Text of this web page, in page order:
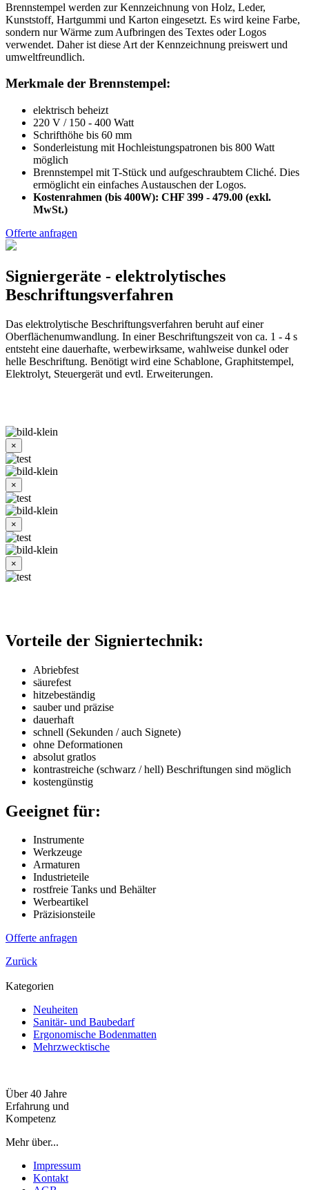
Brennstempel werden zur Kennzeichnung von Holz, Leder,
Kunststoff, Hartgummi und Karton eingesetzt. Es wird keine Farbe,
sondern nur Wärme zum Aufbringen des Textes oder Logos
verwendet. Daher ist diese Art der Kennzeichnung preiswert und
umweltfreundlich.
Merkmale der Brennstempel:
elektrisch beheizt
220 V / 150 - 400 Watt
Schrifthöhe bis 60 mm
Sonderleistung mit Hochleistungspatronen bis 800 Watt
möglich
Brennstempel mit T-Stück und aufgeschraubtem Cliché. Dies
ermöglicht ein einfaches Austauschen der Logos.
Kostenrahmen (bis 400W): CHF 399 - 479.00 (exkl.
MwSt.)
Offerte anfragen
Signiergeräte - elektrolytisches
Beschriftungsverfahren
Das elektrolytische Beschriftungsverfahren beruht auf einer
Oberflächenumwandlung. In einer Beschriftungszeit von ca. 1 - 4 s
entsteht eine dauerhafte, werbewirksame, wahlweise dunkel oder
helle Beschriftung. Benötigt wird eine Schablone, Graphitstempel,
Elektrolyt, Steuergerät und evtl. Erweiterungen.
×
×
×
×
Vorteile der Signiertechnik:
Abriebfest
säurefest
hitzebeständig
sauber und präzise
dauerhaft
schnell (Sekunden / auch Signete)
ohne Deformationen
absolut gratlos
kontrastreiche (schwarz / hell) Beschriftungen sind möglich
kostengünstig
Geeignet für:
Instrumente
Werkzeuge
Armaturen
Industrieteile
rostfreie Tanks und Behälter
Werbeartikel
Präzisionsteile
Offerte anfragen
Zurück
Kategorien
Neuheiten
Sanitär- und Baubedarf
Ergonomische Bodenmatten
Mehrzwecktische
Über 40 Jahre
Erfahrung und
Kompetenz
Mehr über...
Impressum
Kontakt